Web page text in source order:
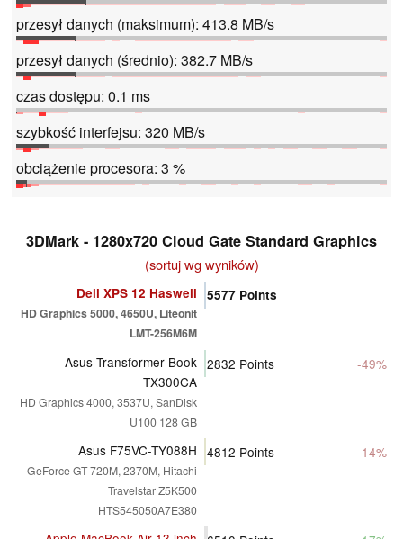
przesył danych (maksimum): 413.8 MB/s
przesył danych (średnio): 382.7 MB/s
czas dostępu: 0.1 ms
szybkość interfejsu: 320 MB/s
obciążenie procesora: 3 %
3DMark - 1280x720 Cloud Gate Standard Graphics
(sortuj wg wyników)
Dell XPS 12 Haswell
HD Graphics 5000, 4650U, Liteonit
LMT-256M6M
5577 Points
Asus Transformer Book
TX300CA
HD Graphics 4000, 3537U, SanDisk
U100 128 GB
2832 Points -49%
Asus F75VC-TY088H
GeForce GT 720M, 2370M, Hitachi
Travelstar Z5K500
HTS545050A7E380
4812 Points -14%